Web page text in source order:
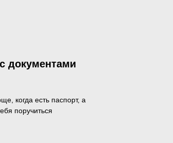
когда есть паспорт, а
поручиться
документами